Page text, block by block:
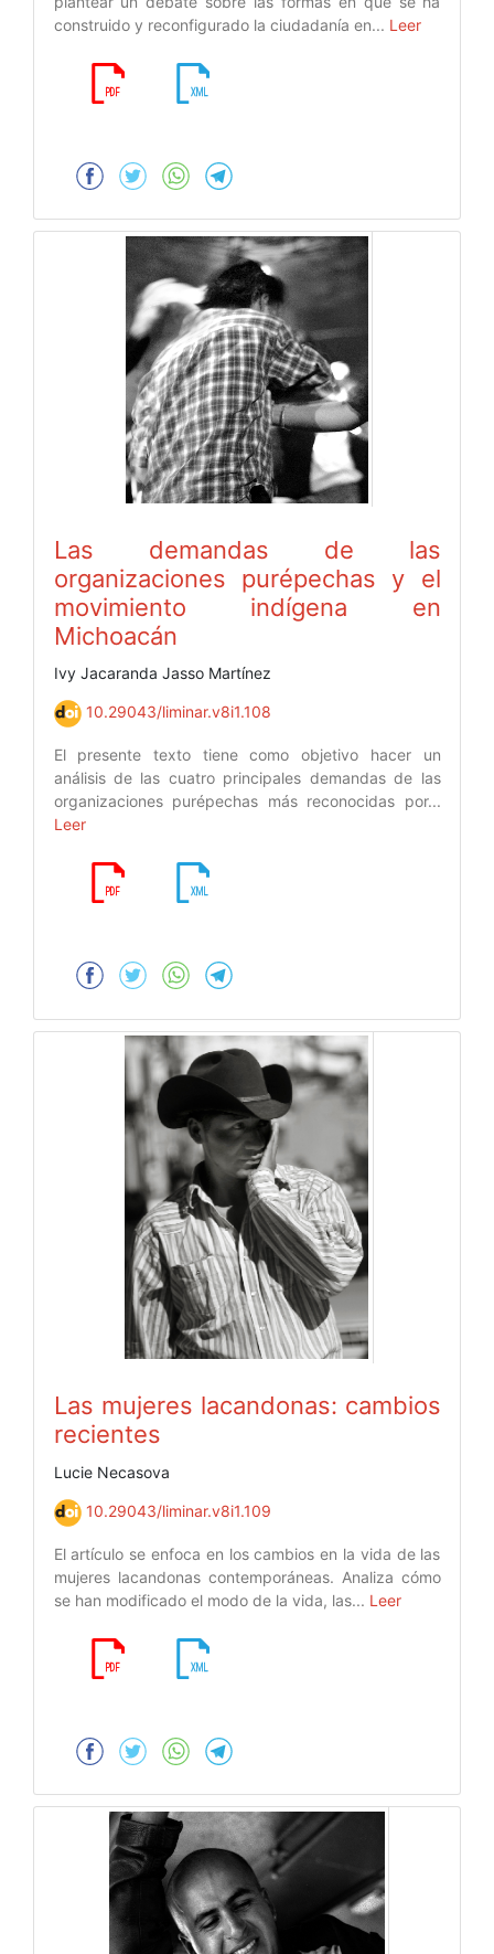
construido y reconfigurado la ciudadanía en... Leer
Las demandas de las
organizaciones purépechas y el
movimiento indígena en
Michoacán
Ivy Jacaranda Jasso Martínez
10.29043/liminar.v8i1.108
El presente texto tiene como objetivo hacer un
análisis de las cuatro principales demandas de las
organizaciones purépechas más reconocidas por...
Leer
Las mujeres lacandonas: cambios
recientes
Lucie Necasova
10.29043/liminar.v8i1.109
El artículo se enfoca en los cambios en la vida de las
mujeres lacandonas contemporáneas. Analiza cómo
se han modificado el modo de la vida, las... Leer